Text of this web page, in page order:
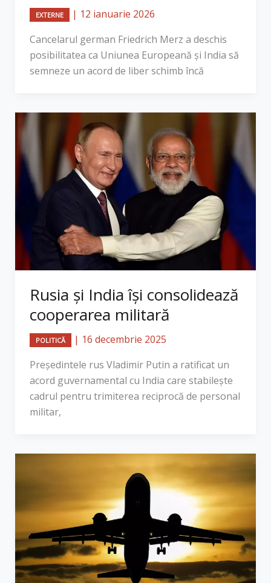
EXTERNE | 12 ianuarie 2026
Cancelarul german Friedrich Merz a deschis
posibilitatea ca Uniunea Europeană și India să
semneze un acord de liber schimb încă
Rusia și India își consolidează
cooperarea militară
POLITICĂ | 16 decembrie 2025
Președintele rus Vladimir Putin a ratificat un
acord guvernamental cu India care stabilește
cadrul pentru trimiterea reciprocă de personal
militar,